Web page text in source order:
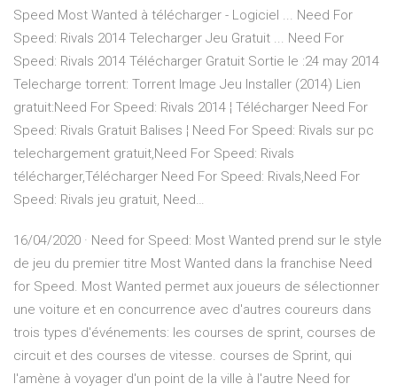
Speed Most Wanted à télécharger - Logiciel ... Need For
Speed: Rivals 2014 Telecharger Jeu Gratuit ... Need For
Speed: Rivals 2014 Télécharger Gratuit Sortie le :24 may 2014
Telecharge torrent: Torrent Image Jeu Installer (2014) Lien
gratuit:Need For Speed: Rivals 2014 ¦ Télécharger Need For
Speed: Rivals Gratuit Balises ¦ Need For Speed: Rivals sur pc
telechargement gratuit,Need For Speed: Rivals
télécharger,Télécharger Need For Speed: Rivals,Need For
Speed: Rivals jeu gratuit, Need…
16/04/2020 · Need for Speed: Most Wanted prend sur le style
de jeu du premier titre Most Wanted dans la franchise Need
for Speed. Most Wanted permet aux joueurs de sélectionner
une voiture et en concurrence avec d'autres coureurs dans
trois types d'événements: les courses de sprint, courses de
circuit et des courses de vitesse. courses de Sprint, qui
l'amène à voyager d'un point de la ville à l'autre Need for